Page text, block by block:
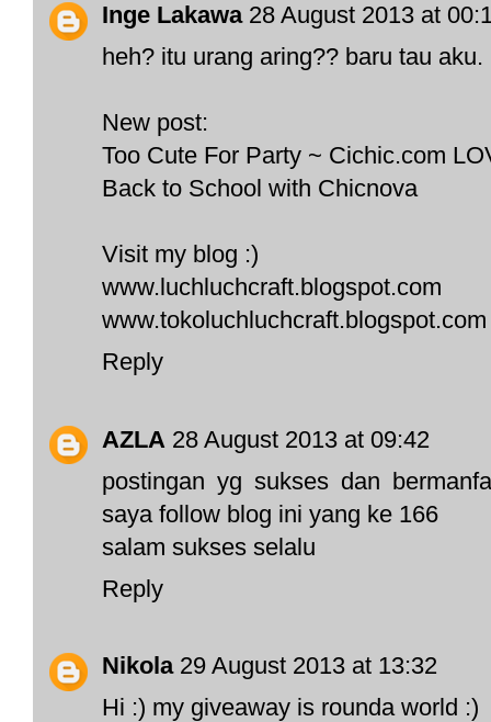
Inge Lakawa 28 August 2013 at
heh? itu urang aring?? baru tau
New post:
Too Cute For Party ~ Cichic.com
Back to School with Chicnova
Visit my blog :)
www.luchluchcraft.blogspot.com
www.tokoluchluchcraft.blogspot.com
Reply
AZLA 28 August 2013 at 09:42
postingan yg sukses dan
saya follow blog ini yang ke 166
salam sukses selalu
Reply
Nikola 29 August 2013 at 13:32
Hi :) my giveaway is rounda world :)